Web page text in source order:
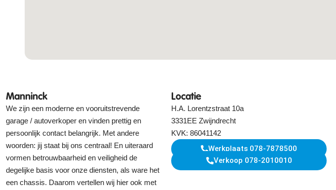
Manninck
We zijn een moderne en vooruitstrevende
garage / autoverkoper en vinden prettig en
persoonlijk contact belangrijk. Met andere
woorden: jij staat bij ons centraal! En uiteraard
vormen betrouwbaarheid en veiligheid de
degelijke basis voor onze diensten, als ware het
een chassis. Daarom vertellen wij hier ook met
Locatie
H.A. Lorentzstraat 10a
3331EE Zwijndrecht
KVK: 86041142
Werkplaats 078-7878500
Verkoop 078-2010010